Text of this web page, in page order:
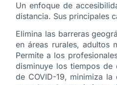
Un enfoque de
distancia. Sus principales
Elimina las barreras
en áreas rurales, adultos
Permite a los
disminuye los tiempos de
de COVID-19, minimiza